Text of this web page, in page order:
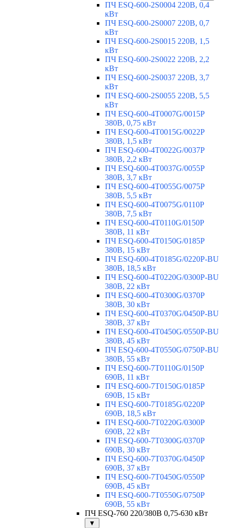
ПЧ ESQ-600-2S0004 220В, 0,4
кВт
ПЧ ESQ-600-2S0007 220В, 0,7
кВт
ПЧ ESQ-600-2S0015 220В, 1,5
кВт
ПЧ ESQ-600-2S0022 220В, 2,2
кВт
ПЧ ESQ-600-2S0037 220В, 3,7
кВт
ПЧ ESQ-600-2S0055 220В, 5,5
кВт
ПЧ ESQ-600-4T0007G/0015P
380В, 0,75 кВт
ПЧ ESQ-600-4T0015G/0022P
380В, 1,5 кВт
ПЧ ESQ-600-4T0022G/0037P
380В, 2,2 кВт
ПЧ ESQ-600-4T0037G/0055P
380В, 3,7 кВт
ПЧ ESQ-600-4T0055G/0075P
380В, 5,5 кВт
ПЧ ESQ-600-4T0075G/0110P
380В, 7,5 кВт
ПЧ ESQ-600-4T0110G/0150P
380В, 11 кВт
ПЧ ESQ-600-4T0150G/0185P
380В, 15 кВт
ПЧ ESQ-600-4T0185G/0220P-BU
380В, 18,5 кВт
ПЧ ESQ-600-4T0220G/0300P-BU
380В, 22 кВт
ПЧ ESQ-600-4T0300G/0370P
380В, 30 кВт
ПЧ ESQ-600-4T0370G/0450P-BU
380В, 37 кВт
ПЧ ESQ-600-4T0450G/0550P-BU
380В, 45 кВт
ПЧ ESQ-600-4T0550G/0750P-BU
380В, 55 кВт
ПЧ ESQ-600-7T0110G/0150P
690В, 11 кВт
ПЧ ESQ-600-7T0150G/0185P
690В, 15 кВт
ПЧ ESQ-600-7T0185G/0220P
690В, 18,5 кВт
ПЧ ESQ-600-7T0220G/0300P
690В, 22 кВт
ПЧ ESQ-600-7T0300G/0370P
690В, 30 кВт
ПЧ ESQ-600-7T0370G/0450P
690В, 37 кВт
ПЧ ESQ-600-7T0450G/0550P
690В, 45 кВт
ПЧ ESQ-600-7T0550G/0750P
690В, 55 кВт
ПЧ ESQ-760 220/380В 0,75-630 кВт
▼